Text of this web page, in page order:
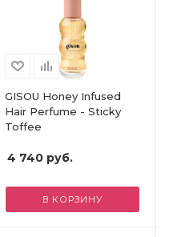
GISOU Honey Infused
Hair Perfume - Sticky
Toffee
4 740руб.
В КОРЗИНУ